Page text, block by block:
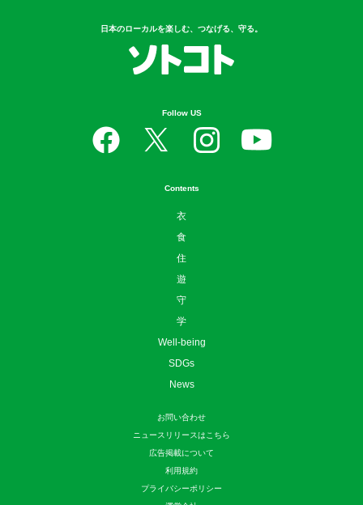
日本のローカルを楽しむ、つなげる、守る。
Follow US
Contents
衣
食
住
遊
守
学
Well-being
SDGs
News
お問い合わせ
ニュースリリースはこちら
広告掲載について
利用規約
プライバシーポリシー